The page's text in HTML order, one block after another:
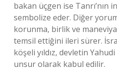
bakan üçgen ise Tanrı’nın
sembolize eder. Diğer
korunma, birlik ve
temsil ettiğini ileri sürer.
köşeli yıldız, devletin
unsur olarak kabul edilir.